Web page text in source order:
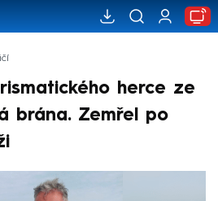
herce ze
brána. Zemřel po